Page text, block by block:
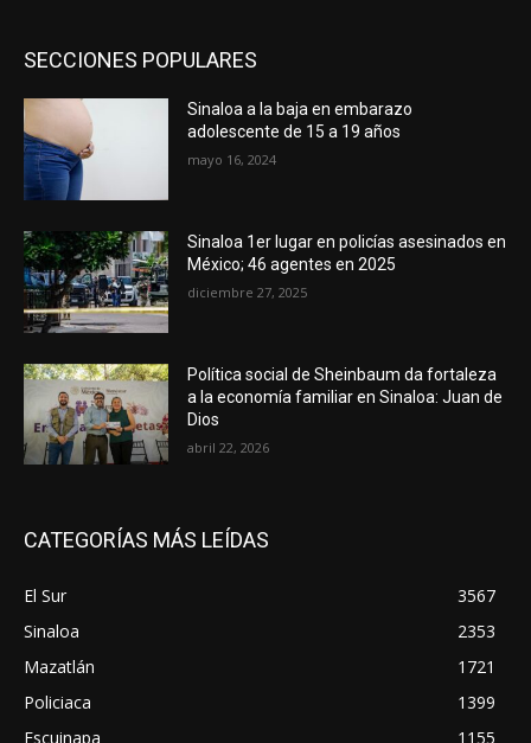
SECCIONES POPULARES
Sinaloa a la baja en embarazo
adolescente de 15 a 19 años
mayo 16, 2024
Sinaloa 1er lugar en policías asesinados en
México; 46 agentes en 2025
diciembre 27, 2025
Política social de Sheinbaum da fortaleza
a la economía familiar en Sinaloa: Juan de
Dios
abril 22, 2026
CATEGORÍAS MÁS LEÍDAS
El Sur
3567
Sinaloa
2353
Mazatlán
1721
Policiaca
1399
Escuinapa
1155